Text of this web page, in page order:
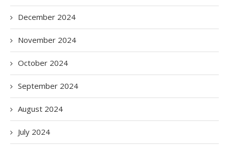
December 2024
November 2024
October 2024
September 2024
August 2024
July 2024